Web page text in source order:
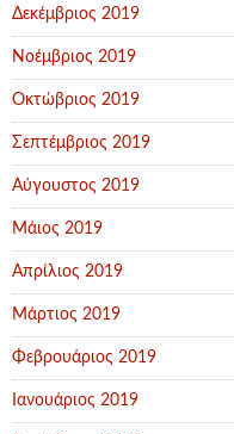
Δεκέμβριος 2019
Νοέμβριος 2019
Οκτώβριος 2019
Σεπτέμβριος 2019
Αύγουστος 2019
Μάιος 2019
Απρίλιος 2019
Μάρτιος 2019
Φεβρουάριος 2019
Ιανουάριος 2019